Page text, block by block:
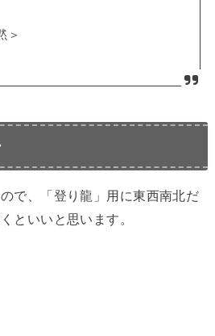
＞
で、「登り龍」用に東西南北だ
といいと思います。